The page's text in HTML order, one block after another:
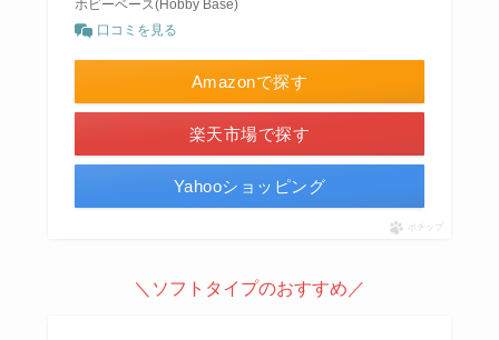
ホビーベース(Hobby Base)
口コミを見る
Amazonで探す
楽天市場で探す
Yahooショッピング
ポチップ
＼ソフトタイプのおすすめ／